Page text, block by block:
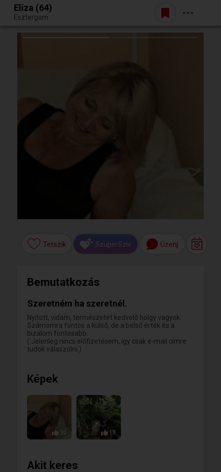
Egy jó randiból bármi lehet.
Belépés
Eliza (64)
Esztergom
Tetszik SzuperSzív Üzenj
Bemutatkozás
Szeretném ha szeretnél.
Nyitott, vidám, természetet kedvelő hölgy vagyok.
Számomra fontos a külső, de a belső érték és a
bizalom fontosabb.
( Jelenleg nincs előfizetésem, így csak e-mail címre
tudok válaszolni.)
Képek
30 18
Akit keres